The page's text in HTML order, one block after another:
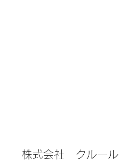
株式会社 クルール